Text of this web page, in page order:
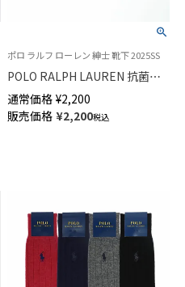
ポロ ラルフ ローレン 紳士 靴下 2025SS
POLO RALPH LAUREN 抗菌防
臭 履き口ソフト センターリン
クス ハイソックス メンズ
02042960
通常価格 ¥2,200
販売価格 ¥2,200税込